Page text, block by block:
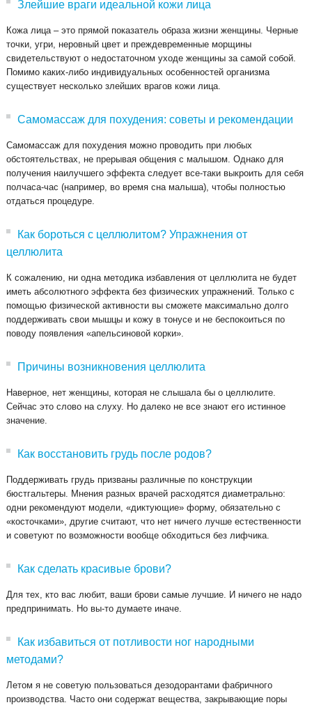
Злейшие враги идеальной кожи лица
Кожа лица – это прямой показатель образа жизни женщины. Черные
точки, угри, неровный цвет и преждевременные морщины
свидетельствуют о недостаточном уходе женщины за самой собой.
Помимо каких-либо индивидуальных особенностей организма
существует несколько злейших врагов кожи лица.
Самомассаж для похудения: советы и рекомендации
Самомассаж для похудения можно проводить при любых
обстоятельствах, не прерывая общения с малышом. Однако для
получения наилучшего эффекта следует все-таки выкроить для себя
полчаса-час (например, во время сна малыша), чтобы полностью
отдаться процедуре.
Как бороться с целлюлитом? Упражнения от
целлюлита
К сожалению, ни одна методика избавления от целлюлита не будет
иметь абсолютного эффекта без физических упражнений. Только с
помощью физической активности вы сможете максимально долго
поддерживать свои мышцы и кожу в тонусе и не беспокоиться по
поводу появления «апельсиновой корки».
Причины возникновения целлюлита
Наверное, нет женщины, которая не слышала бы о целлюлите.
Сейчас это слово на слуху. Но далеко не все знают его истинное
значение.
Как восстановить грудь после родов?
Поддерживать грудь призваны различные по конструкции
бюстгальтеры. Мнения разных врачей расходятся диаметрально:
одни рекомендуют модели, «диктующие» форму, обязательно с
«косточками», другие считают, что нет ничего лучше естественности
и советуют по возможности вообще обходиться без лифчика.
Как сделать красивые брови?
Для тех, кто вас любит, ваши брови самые лучшие. И ничего не надо
предпринимать. Но вы-то думаете иначе.
Как избавиться от потливости ног народными
методами?
Летом я не советую пользоваться дезодорантами фабричного
производства. Часто они содержат вещества, закрывающие поры